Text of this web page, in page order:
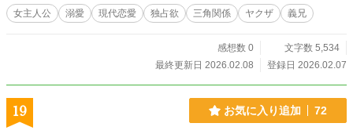
なしの狂愛トライアングル、開幕！
女主人公 溺愛 現代恋愛 独占欲 三角関係 ヤクザ 義兄
感想数 0
文字数 5,534
最終更新日 2026.02.08
登録日 2026.02.07
19 お気に入り追加 72